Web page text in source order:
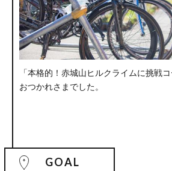
「本格的！赤城山ヒルクライムに挑戦
おつかれさまでした。
GOAL